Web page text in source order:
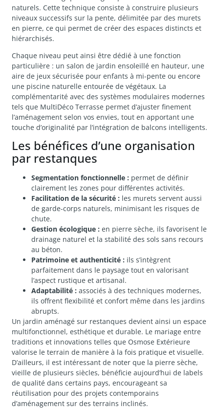
naturels. Cette technique consiste à construire plusieurs
niveaux successifs sur la pente, délimitée par des murets
en pierre, ce qui permet de créer des espaces distincts et
hiérarchisés.
Chaque niveau peut ainsi être dédié à une fonction
particulière : un salon de jardin ensoleillé en hauteur, une
aire de jeux sécurisée pour enfants à mi-pente ou encore
une piscine naturelle entourée de végétaux. La
complémentarité avec des systèmes modulaires modernes
tels que MultiDéco Terrasse permet d’ajuster finement
l’aménagement selon vos envies, tout en apportant une
touche d’originalité par l’intégration de balcons intelligents.
Les bénéfices d’une organisation
par restanques
Segmentation fonctionnelle : permet de définir
clairement les zones pour différentes activités.
Facilitation de la sécurité : les murets servent aussi
de garde-corps naturels, minimisant les risques de
chute.
Gestion écologique : en pierre sèche, ils favorisent le
drainage naturel et la stabilité des sols sans recours
au béton.
Patrimoine et authenticité : ils s’intègrent
parfaitement dans le paysage tout en valorisant
l’aspect rustique et artisanal.
Adaptabilité : associés à des techniques modernes,
ils offrent flexibilité et confort même dans les jardins
abrupts.
Un jardin aménagé sur restanques devient ainsi un espace
multifonctionnel, esthétique et durable. Le mariage entre
traditions et innovations telles que Osmose Extérieure
valorise le terrain de manière à la fois pratique et visuelle.
D’ailleurs, il est intéressant de noter que la pierre sèche,
vieille de plusieurs siècles, bénéficie aujourd’hui de labels
de qualité dans certains pays, encourageant sa
réutilisation pour des projets contemporains
d’aménagement sur des terrains inclinés.